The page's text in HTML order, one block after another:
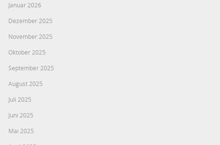
Januar 2026
Dezember 2025
November 2025
Oktober 2025
September 2025
August 2025
Juli 2025
Juni 2025
Mai 2025